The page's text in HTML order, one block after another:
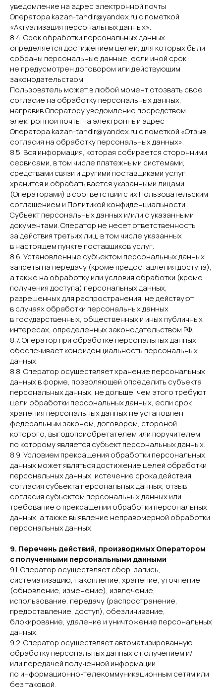
уведомление на адрес электронной почты
Оператора kazan-tandir@yandex.ru с пометкой
«Актуализация персональных данных».
8.4. Срок обработки персональных данных
определяется достижением целей, для которых были
собраны персональные данные, если иной срок
не предусмотрен договором или действующим
законодательством.
Пользователь может в любой момент отозвать свое
согласие на обработку персональных данных,
направив Оператору уведомление посредством
электронной почты на электронный адрес
Оператора kazan-tandir@yandex.ru с пометкой «Отзыв
согласия на обработку персональных данных».
8.5. Вся информация, которая собирается сторонними
сервисами, в том числе платежными системами,
средствами связи и другими поставщиками услуг,
хранится и обрабатывается указанными лицами
(Операторами) в соответствии с их Пользовательским
соглашением и Политикой конфиденциальности.
Субъект персональных данных и/или с указанными
документами. Оператор не несет ответственность
за действия третьих лиц, в том числе указанных
в настоящем пункте поставщиков услуг.
8.6. Установленные субъектом персональных данных
запреты на передачу (кроме предоставления доступа),
а также на обработку или условия обработки (кроме
получения доступа) персональных данных,
разрешенных для распространения, не действуют
в случаях обработки персональных данных
в государственных, общественных и иных публичных
интересах, определенных законодательством РФ.
8.7. Оператор при обработке персональных данных
обеспечивает конфиденциальность персональных
данных.
8.8. Оператор осуществляет хранение персональных
данных в форме, позволяющей определить субъекта
персональных данных, не дольше, чем этого требуют
цели обработки персональных данных, если срок
хранения персональных данных не установлен
федеральным законом, договором, стороной
которого, выгодоприобретателем или поручителем
по которому является субъект персональных данных.
8.9. Условием прекращения обработки персональных
данных может являться достижение целей обработки
персональных данных, истечение срока действия
согласия субъекта персональных данных, отзыв
согласия субъектом персональных данных или
требование о прекращении обработки персональных
данных, а также выявление неправомерной обработки
персональных данных.
9. Перечень действий, производимых Оператором
с полученными персональными данными
9.1. Оператор осуществляет сбор, запись,
систематизацию, накопление, хранение, уточнение
(обновление, изменение), извлечение,
использование, передачу (распространение,
предоставление, доступ), обезличивание,
блокирование, удаление и уничтожение персональных
данных.
9.2. Оператор осуществляет автоматизированную
обработку персональных данных с получением и/
или передачей полученной информации
по информационно-телекоммуникационным сетям или
без таковой.